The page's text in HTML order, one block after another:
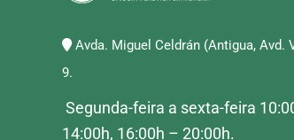
Avda. Miguel Celdrán (Antigua, Avd.
9.
Segunda-feira a sexta-feira
14:00h, 16:00h – 20:00h.